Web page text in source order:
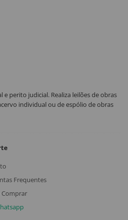
e perito judicial. Realiza leilões de obras
individual ou de espólio de obras
Frequentes
Comprar